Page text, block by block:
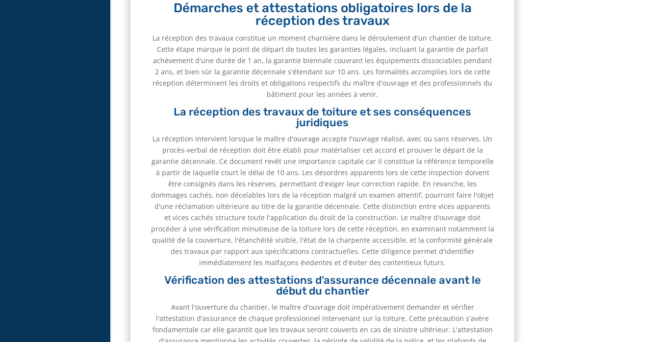
Démarches et attestations obligatoires lors de la
réception des travaux
La réception des travaux constitue un moment charnière dans le déroulement d'un chantier de toiture.
Cette étape marque le point de départ de toutes les garanties légales, incluant la garantie de parfait
achèvement d'une durée de 1 an, la garantie biennale couvrant les équipements dissociables pendant
2 ans, et bien sûr la garantie décennale s'étendant sur 10 ans. Les formalités accomplies lors de cette
réception déterminent les droits et obligations respectifs du maître d'ouvrage et des professionnels du
bâtiment pour les années à venir.
La réception des travaux de toiture et ses conséquences
juridiques
La réception intervient lorsque le maître d'ouvrage accepte l'ouvrage réalisé, avec ou sans réserves. Un
procès-verbal de réception doit être établi pour matérialiser cet accord et prouver le départ de la
garantie décennale. Ce document revêt une importance capitale car il constitue la référence temporelle
à partir de laquelle court le délai de 10 ans. Les désordres apparents lors de cette inspection doivent
être consignés dans les réserves, permettant d'exiger leur correction rapide. En revanche, les
dommages cachés, non décelables lors de la réception malgré un examen attentif, pourront faire l'objet
d'une réclamation ultérieure au titre de la garantie décennale. Cette distinction entre vices apparents
et vices cachés structure toute l'application du droit de la construction. Le maître d'ouvrage doit
procéder à une vérification minutieuse de la toiture lors de cette réception, en examinant notamment la
qualité de la couverture, l'étanchéité visible, l'état de la charpente accessible, et la conformité générale
des travaux par rapport aux spécifications contractuelles. Cette diligence permet d'identifier
immédiatement les malfaçons évidentes et d'éviter des contentieux futurs.
Vérification des attestations d'assurance décennale avant le
début du chantier
Avant l'ouverture du chantier, le maître d'ouvrage doit impérativement demander et vérifier
l'attestation d'assurance de chaque professionnel intervenant sur la toiture. Cette précaution s'avère
fondamentale car elle garantit que les travaux seront couverts en cas de sinistre ultérieur. L'attestation